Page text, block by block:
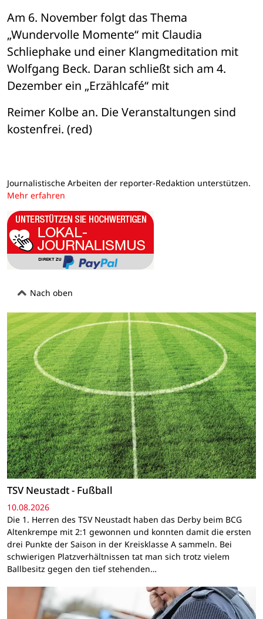
Am 6. November folgt das Thema
„Wundervolle Momente“ mit Claudia
Schliephake und einer Klangmeditation mit
Wolfgang Beck. Daran schließt sich am 4.
Dezember ein „Erzählcafé“ mit
Reimer Kolbe an. Die Veranstaltungen sind
kostenfrei. (red)
Journalistische Arbeiten der reporter-Redaktion unterstützen.
Mehr erfahren
Nach oben
TSV Neustadt - Fußball
10.08.2026
Die 1. Herren des TSV Neustadt haben das Derby beim BCG
Altenkrempe mit 2:1 gewonnen und konnten damit die ersten
drei Punkte der Saison in der Kreisklasse A sammeln. Bei
schwierigen Platzverhältnissen tat man sich trotz vielem
Ballbesitz gegen den tief stehenden…